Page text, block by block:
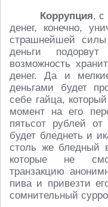
Коррупция, с
денег, конечно,
страшнейшей
деньги
возможность
денег. Да и
деньгами будет
себе гайца,
момент на его
пятьсот рублей
будет бледнеть и
столь же бледный
которые не
транзакцию
пива и привезти
сомнительный